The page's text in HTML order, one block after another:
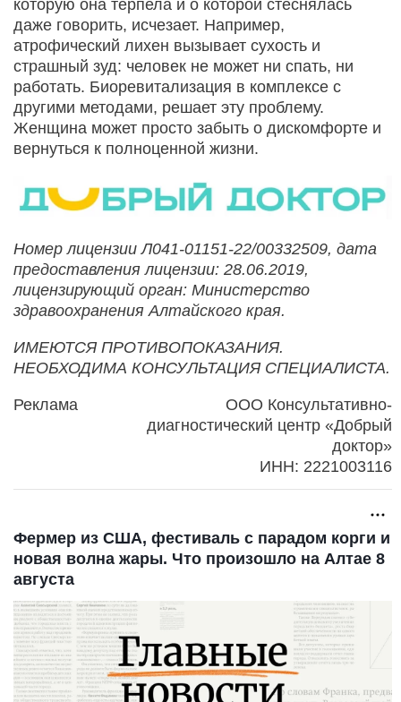
которую она терпела и о которой стеснялась
даже говорить, исчезает. Например,
атрофический лихен вызывает сухость и
страшный зуд: человек не может ни спать, ни
работать. Биоревитализация в комплексе с
другими методами, решает эту проблему.
Женщина может просто забыть о дискомфорте и
вернуться к полноценной жизни.
Номер лицензии Л041-01151-22/00332509, дата
предоставления лицензии: 28.06.2019,
лицензирующий орган: Министерство
здравоохранения Алтайского края.
ИМЕЮТСЯ ПРОТИВОПОКАЗАНИЯ.
НЕОБХОДИМА КОНСУЛЬТАЦИЯ СПЕЦИАЛИСТА.
Реклама
ООО Консультативно-
диагностический центр «Добрый
доктор»
ИНН: 2221003116
Фермер из США, фестиваль с парадом корги и
новая волна жары. Что произошло на Алтае 8
августа